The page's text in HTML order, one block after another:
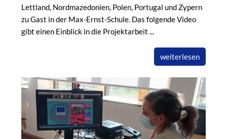
Lettland, Nordmazedonien, Polen, Portugal und Zypern
zu Gast in der Max-Ernst-Schule. Das folgende Video
gibt einen Einblick in die Projektarbeit ...
weiterlesen